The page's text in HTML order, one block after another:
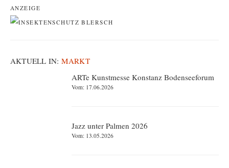
ANZEIGE
AKTUELL IN: MARKT
ARTe Kunstmesse Konstanz Bodenseeforum
Vom: 17.06.2026
Jazz unter Palmen 2026
Vom: 13.05.2026